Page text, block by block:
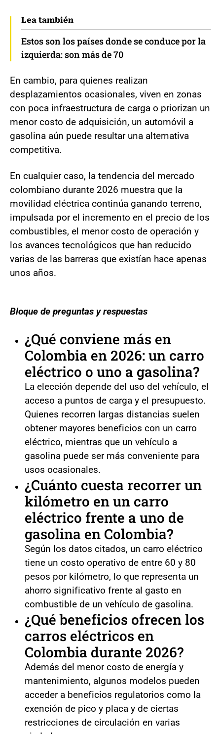
Lea también
Estos son los países donde se conduce por la
izquierda: son más de 70
En cambio, para quienes realizan
desplazamientos ocasionales, viven en zonas
con poca infraestructura de carga o priorizan un
menor costo de adquisición, un automóvil a
gasolina aún puede resultar una alternativa
competitiva.
En cualquier caso, la tendencia del mercado
colombiano durante 2026 muestra que la
movilidad eléctrica continúa ganando terreno,
impulsada por el incremento en el precio de los
combustibles, el menor costo de operación y
los avances tecnológicos que han reducido
varias de las barreras que existían hace apenas
unos años.
Bloque de preguntas y respuestas
¿Qué conviene más en
Colombia en 2026: un carro
eléctrico o uno a gasolina?
La elección depende del uso del vehículo, el
acceso a puntos de carga y el presupuesto.
Quienes recorren largas distancias suelen
obtener mayores beneficios con un carro
eléctrico, mientras que un vehículo a
gasolina puede ser más conveniente para
usos ocasionales.
¿Cuánto cuesta recorrer un
kilómetro en un carro
eléctrico frente a uno de
gasolina en Colombia?
Según los datos citados, un carro eléctrico
tiene un costo operativo de entre 60 y 80
pesos por kilómetro, lo que representa un
ahorro significativo frente al gasto en
combustible de un vehículo de gasolina.
¿Qué beneficios ofrecen los
carros eléctricos en
Colombia durante 2026?
Además del menor costo de energía y
mantenimiento, algunos modelos pueden
acceder a beneficios regulatorios como la
exención de pico y placa y de ciertas
restricciones de circulación en varias